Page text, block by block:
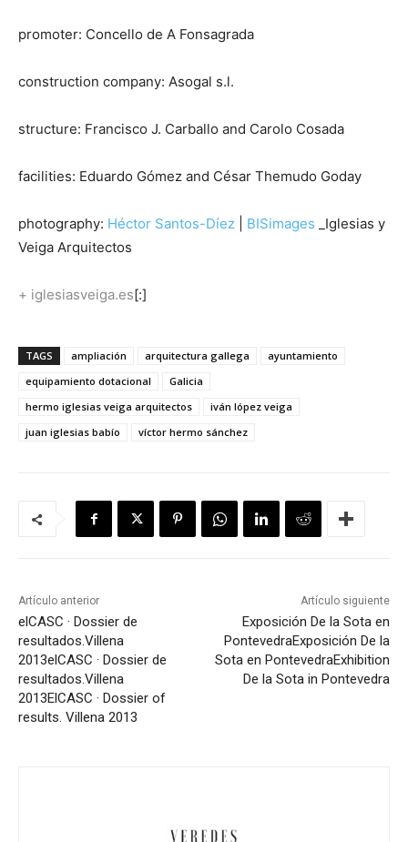
promoter: Concello de A Fonsagrada
construction company: Asogal s.l.
structure: Francisco J. Carballo and Carolo Cosada
facilities: Eduardo Gómez and César Themudo Goday
photography: Héctor Santos-Díez BISimages _Iglesias y
Veiga Arquitectos
+ iglesiasveiga.es[:]
TAGS ampliación arquitectura gallega
ayuntamiento
equipamiento dotacional
Galicia
hermo iglesias veiga arquitectos
iván lópez veiga
juan iglesias babío
víctor hermo sánchez
Artículo anterior
elCASC · Dossier de
resultados.Villena
2013elCASC · Dossier de
resultados.Villena
2013ElCASC · Dossier of
results. Villena 2013
Artículo siguiente
Exposición De la Sota en
PontevedraExposición De la
Sota en PontevedraExhibition
De la Sota in Pontevedra